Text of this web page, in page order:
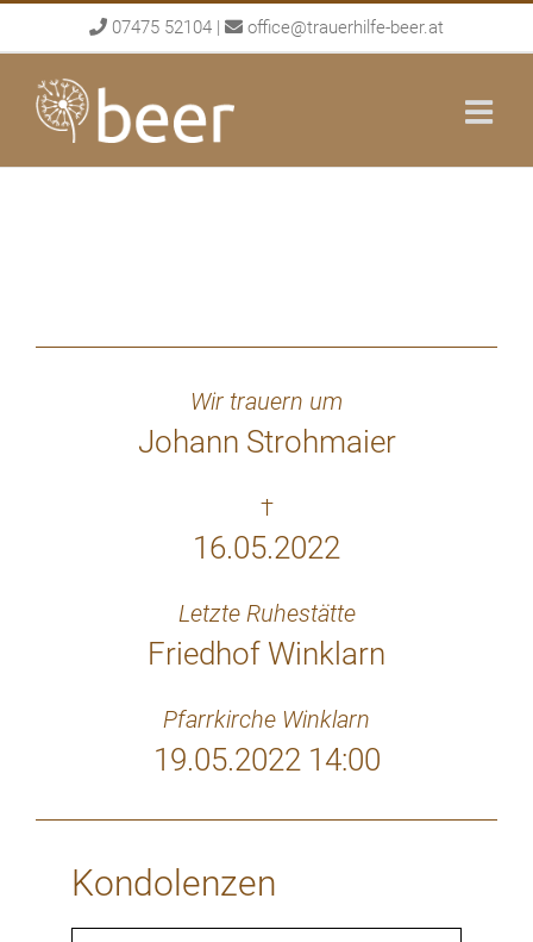
to
content
07475 52104 | office@trauerhilfe-beer.at
Wir trauern um
Johann Strohmaier
†
16.05.2022
Letzte Ruhestätte
Friedhof Winklarn
Pfarrkirche Winklarn
19.05.2022 14:00
Kondolenzen